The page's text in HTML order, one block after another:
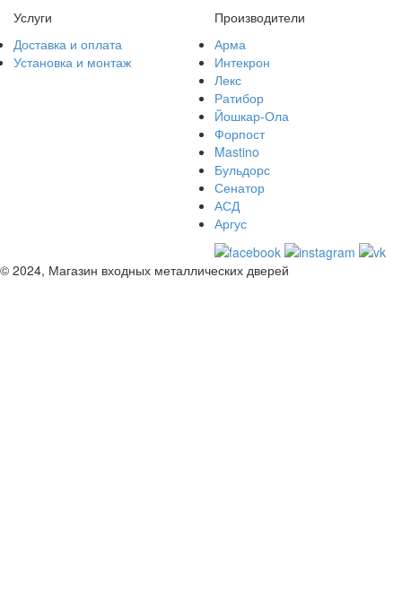
Услуги
Доставка и оплата
Установка и монтаж
Производители
Арма
Интекрон
Лекс
Ратибор
Йошкар-Ола
Форпост
Mastino
Бульдорс
Сенатор
АСД
Аргус
© 2024, Магазин входных металлических дверей